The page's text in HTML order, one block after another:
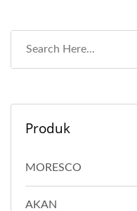
Produk
MORESCO
AKAN